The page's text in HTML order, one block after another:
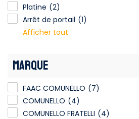
Platine (2)
Arrêt de portail (1)
Afficher tout
MARQUE
FAAC COMUNELLO (7)
COMUNELLO (4)
COMUNELLO FRATELLI (4)